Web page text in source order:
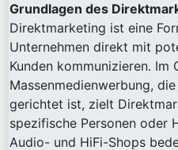
Grundlagen des
Direktmarketing ist eine
Unternehmen direkt mit
Kunden kommunizieren. Im
Massenmedienwerbung,
gerichtet ist, zielt
spezifische Personen oder
Audio- und HiFi-Shops